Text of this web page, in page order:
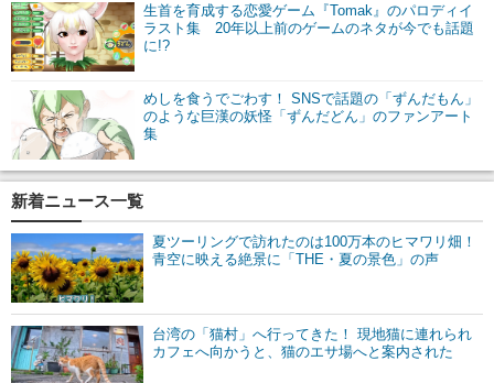
生首を育成する恋愛ゲーム『Tomak』のパロディイ
ラスト集 20年以上前のゲームのネタが今でも話題
に!?
めしを食うでごわす！ SNSで話題の「ずんだもん」
のような巨漢の妖怪「ずんだどん」のファンアート
集
新着ニュース一覧
夏ツーリングで訪れたのは100万本のヒマワリ畑！
青空に映える絶景に「THE・夏の景色」の声
台湾の「猫村」へ行ってきた！ 現地猫に連れられ
カフェへ向かうと、猫のエサ場へと案内された